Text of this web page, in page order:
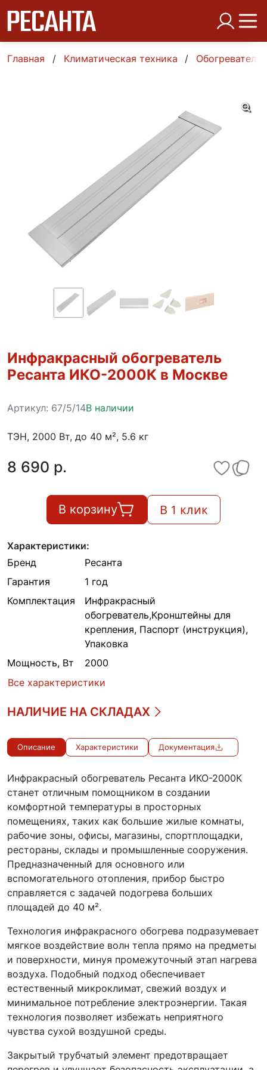
Главная Климатическая техника Обогреватели
Инфракрасный обогреватель
Ресанта ИКО-2000К в Москве
Артикул: 67/5/14В наличии
ТЭН, 2000 Вт, до 40 м², 5.6 кг
8 690 p.
В корзину В 1 клик
Характеристики:
Бренд
Ресанта
Гарантия
1 год
Комплектация
Инфракрасный
обогреватель,Кронштейны для
крепления, Паспорт (инструкция),
Упаковка
Мощность, Вт
2000
Все характеристики
НАЛИЧИЕ НА СКЛАДАХ
Описание Характеристики Документация
Инфракрасный обогреватель Ресанта ИКО-2000К
станет отличным помощником в создании
комфортной температуры в просторных
помещениях, таких как большие жилые комнаты,
рабочие зоны, офисы, магазины, спортплощадки,
рестораны, склады и промышленные сооружения.
Предназначенный для основного или
вспомогательного отопления, прибор быстро
справляется с задачей подогрева больших
площадей до 40 м².
Технология инфракрасного обогрева подразумевает
мягкое воздействие волн тепла прямо на предметы
и поверхности, минуя промежуточный этап нагрева
воздуха. Подобный подход обеспечивает
естественный микроклимат, свежий воздух и
минимальное потребление электроэнергии. Такая
технология позволяет избежать неприятного
чувства сухой воздушной среды.
Закрытый трубчатый элемент предотвращает